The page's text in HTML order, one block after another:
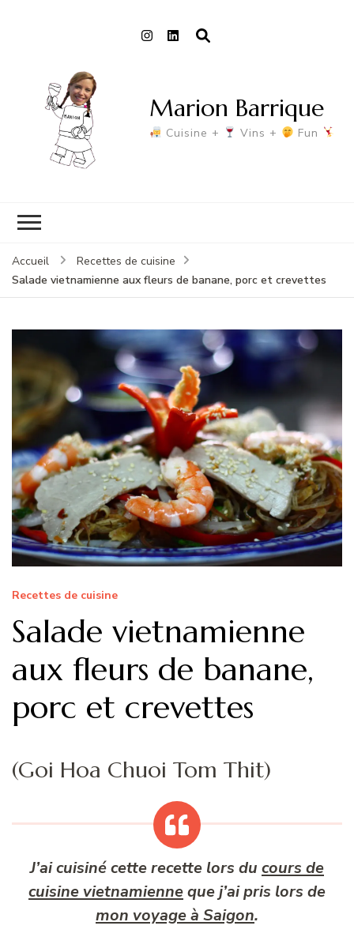
Marion Barrique
Cuisine + Vins + Fun
Accueil
Recettes de cuisine
Salade vietnamienne aux fleurs de banane, porc et crevettes
Recettes de cuisine
Salade vietnamienne
aux fleurs de banane,
porc et crevettes
(Goi Hoa Chuoi Tom Thit)
J’ai cuisiné cette recette lors du cours de
cuisine vietnamienneque j’ai pris lors de
mon voyage à Saigon.